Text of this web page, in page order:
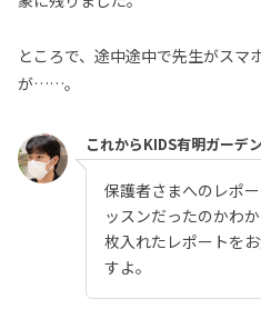
ところで、途中途中で先生がスマ
が……。
これからKIDS有明ガーデ
保護者さまへのレポ
ッスンだったのかわ
枚入れたレポートを
すよ。